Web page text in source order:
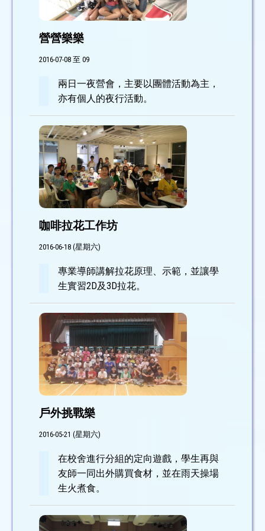
營營樂樂
2016-07-08 至 09
兩日一夜營會，主要以團體活動為主，
亦有個人的夜行活動。
咖啡拉花工作坊
2016-06-18 (星期六)
專業導師講解拉花原理、示範，並讓學
生實習2D及3D拉花。
戶外挑戰樂
2016-05-21 (星期六)
在校舍進行分組的定向遊戲，學生再與
友師一同出外購買食材，並在雨天操場
生火煮食。